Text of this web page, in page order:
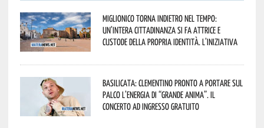
Miglionico torna indietro nel tempo:
un’intera cittadinanza si fa attrice e
custode della propria identità. L’iniziativa
Basilicata: Clementino pronto a portare sul
palco l’energia di “Grande Anima”. Il
concerto ad ingresso gratuito